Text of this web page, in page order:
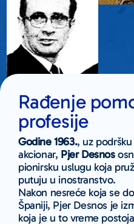
Rađenje
profesije
Godine 1963., uz
akcionar, Pjer Desnos
pionirsku uslugu koja
putuju u inostranstvo.
Nakon nesreće koja se
Španiji, Pjer Desnos je
koja je u to vreme